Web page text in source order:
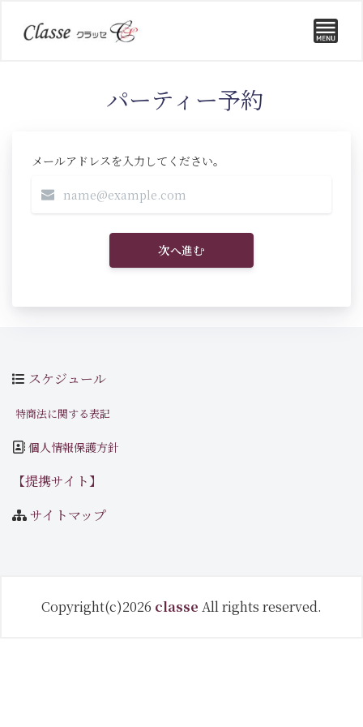
パーティー予約
メールアドレスを入力してください。
次へ進む
スケジュール
特商法に関する表記
個人情報保護方針
【提携サイト】
サイトマップ
Copyright(c)2026 classe All rights reserved.